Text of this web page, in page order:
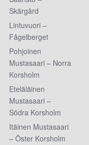
Skärgård
Lintuvuori –
Fågelberget
Pohjoinen
Mustasaari – Norra
Korsholm
Eteläläinen
Mustasaari –
Södra Korsholm
Itäinen Mustasaari
– Öster Korsholm